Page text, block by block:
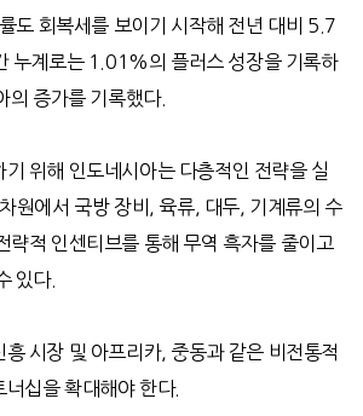
도 회복세를 보이기 시작해 전년 대비
5.7
누계로는1.01%의 플러스 성장을 기록하
의 증가를 기록했다.
위해 인도네시아는 다층적인 전략을 실
원에서 국방 장비 육류, 대두 기계류의 수
략적 인센티브를 통해 무역 흑자를 줄이고
있다.
흥 시장 및 아프리카, 중동과 같은 비전통적
십을 확대해야 한다.